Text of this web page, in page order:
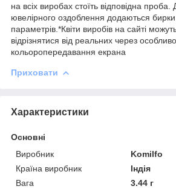
на всіх виробах стоїть відповідна проба.
ювелірного оздоблення додаються бирки
параметрів.*Квіти виробів на сайті
відрізнятися від реальних через
кольоропередавання екрана
Приховати
Характеристики
Основні
Виробник
Komilfo
Країна виробник
Індія
Вага
3.44 г